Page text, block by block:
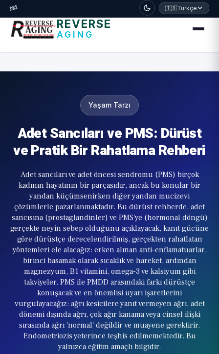
דלג לתוכן הראשי
🧬 🇹🇷Türkçe
REVERSE
AGING
Yaşam Tarzı
Adet Sancıları ve PMS: Dürüst
ve Pratik Bir Rahatlama Rehberi
Adet sancıları ve adet öncesi sendromu (PMS) birçok
kadının hayatının bir parçasıdır, ancak bu konular bir
yandan küçümsenirken diğer yandan mucizevi
çözümlerle pazarlanmaktadır. Bu dürüst rehberde, adet
sancısına (prostaglandinler) ve PMS'ye (hormonal döngü)
gerçekte neyin sebep olduğunu açıklayacak, kanıt gücüne
göre dürüstçe derecelendirilmiş, gerçekten rahatlatan
yöntemleri ele alacağız: erken alınan anti-enflamatuarlar,
birinci basamak olarak sıcaklık ve hareket, ardından
magnezyum, B1 vitamini, omega-3 ve kalsiyum gibi
takviyeler. PMS ile PMDD arasındaki farkı dürüstçe
konuşacak ve en önemlisi uyarı işaretlerini
vurgulayacağız: ağrı kesicilere yanıt vermeyen ağrı, adet
dönemi dışında ağrı, çok ağır kanama veya cinsel ilişki
sırasında ağrı 'normal' değildir ve muayene gerektirir.
Endometriozis yeterince teşhis edilmemektedir. Bu
yalnızca eğitim amaçlı bilgidir.